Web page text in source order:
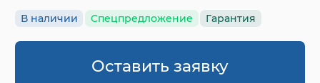
В наличии Спецпредложение Гарантия
Оставить заявку